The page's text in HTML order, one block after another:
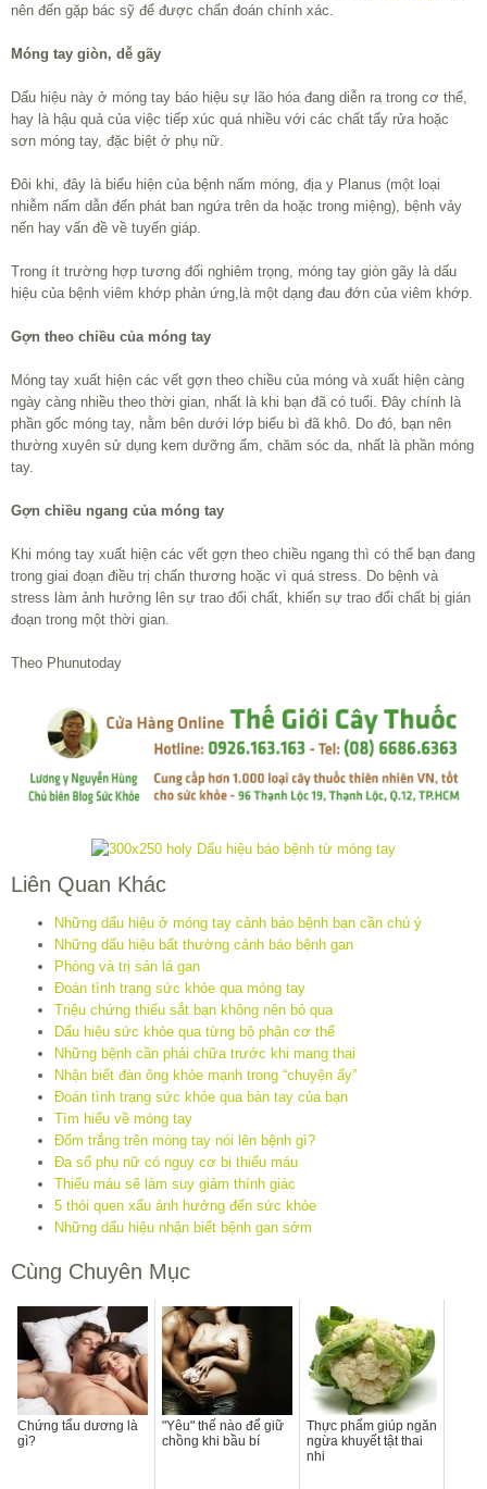
nên đến gặp bác sỹ để được chẩn đoán chính xác.
Móng tay giòn, dễ gãy
Dấu hiệu này ở móng tay báo hiệu sự lão hóa đang diễn ra trong cơ thể,
hay là hậu quả của việc tiếp xúc quá nhiều với các chất tẩy rửa hoặc
sơn móng tay, đặc biệt ở phụ nữ.
Đôi khi, đây là biểu hiện của bệnh nấm móng, địa y Planus (một loại
nhiễm nấm dẫn đến phát ban ngứa trên da hoặc trong miệng), bệnh vảy
nến hay vấn đề về tuyến giáp.
Trong ít trường hợp tương đối nghiêm trọng, móng tay giòn gãy là dấu
hiệu của bệnh viêm khớp phản ứng,là một dạng đau đớn của viêm khớp.
Gợn theo chiều của móng tay
Móng tay xuất hiện các vết gợn theo chiều của móng và xuất hiện càng
ngày càng nhiều theo thời gian, nhất là khi bạn đã có tuổi. Đây chính là
phần gốc móng tay, nằm bên dưới lớp biểu bì đã khô. Do đó, bạn nên
thường xuyên sử dụng kem dưỡng ẩm, chăm sóc da, nhất là phần móng
tay.
Gợn chiều ngang của móng tay
Khi móng tay xuất hiện các vết gợn theo chiều ngang thì có thể bạn đang
trong giai đoạn điều trị chấn thương hoặc vì quá stress. Do bệnh và
stress làm ảnh hưởng lên sự trao đổi chất, khiến sự trao đổi chất bị gián
đoạn trong một thời gian.
Theo Phunutoday
Liên Quan Khác
Những dấu hiệu ở móng tay cảnh báo bệnh bạn cần chú ý
Những dấu hiệu bất thường cảnh báo bệnh gan
Phòng và trị sán lá gan
Đoán tình trạng sức khỏe qua móng tay
Triệu chứng thiếu sắt bạn không nên bỏ qua
Dấu hiệu sức khỏe qua từng bộ phận cơ thể
Những bệnh cần phải chữa trước khi mang thai
Nhận biết đàn ông khỏe mạnh trong “chuyện ấy”
Đoán tình trạng sức khỏe qua bàn tay của bạn
Tìm hiểu về móng tay
Đốm trắng trên móng tay nói lên bệnh gì?
Đa số phụ nữ có nguy cơ bị thiếu máu
Thiếu máu sẽ làm suy giảm thính giác
5 thói quen xấu ảnh hưởng đến sức khỏe
Những dấu hiệu nhận biết bệnh gan sớm
Cùng Chuyên Mục
Chứng tẩu dương là
gì?
"Yêu" thế nào để giữ
chồng khi bầu bí
Thực phẩm giúp ngăn
ngừa khuyết tật thai
nhi